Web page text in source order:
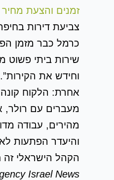
זמנים והצעת מחיר
צביעת דירות
כרמל כבר מזמן
שירות ביתי
וחידש את
אחרת: הלקוח
מעברים עם רולר,
מהירים, עבודה
והיעדר הפתעות
הקהל הישראלי
Israel News